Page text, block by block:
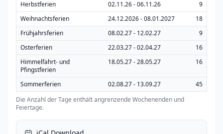
Herbstferien
02.11.26 - 06.11.26
9
Weihnachtsferien
24.12.2026 - 08.01.2027
18
Frühjahrsferien
08.02.27 - 12.02.27
9
Osterferien
22.03.27 - 02.04.27
16
Himmelfahrt- und
Pfingstferien
18.05.27 - 28.05.27 16
Sommerferien 02.08.27 - 13.09.27
45
Die Anzahl der Tage enthält angrenzende Wochenenden und
Feiertage.